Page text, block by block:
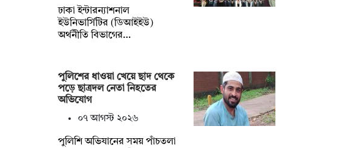
ঢাকা ইন্টারন্যাশনাল
ইউনিভার্সিটির (ডিআইইউ)
অর্থনীতি বিভাগের…
পুলিশের ধাওয়া খেয়ে ছাদ থেকে
পড়ে ছাত্রদল নেতা নিহতের
অভিযোগ
০৭ আগস্ট ২০২৬
পুলিশি অভিযানের সময় পাঁচতলা